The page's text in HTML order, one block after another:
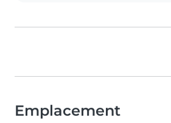
Emplacement